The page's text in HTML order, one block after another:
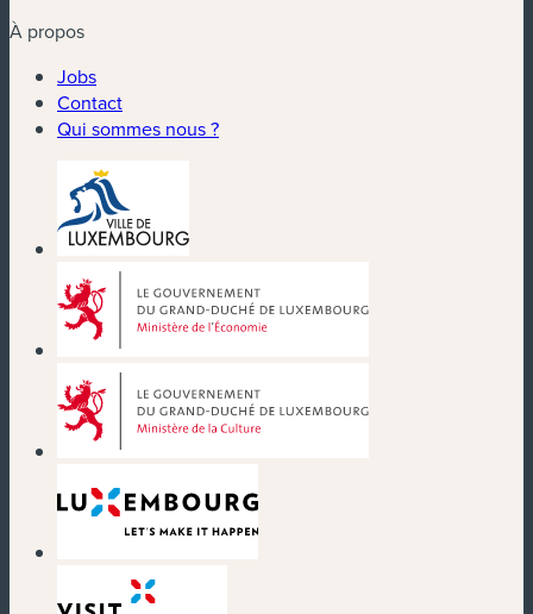
À propos
Jobs
Contact
Qui sommes nous ?